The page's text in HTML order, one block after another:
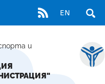
RSS EN
и